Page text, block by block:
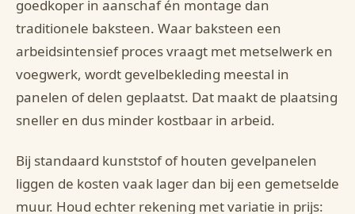
goedkoper in aanschaf én montage dan
traditionele baksteen. Waar baksteen een
arbeidsintensief proces vraagt met metselwerk en
voegwerk, wordt gevelbekleding meestal in
panelen of delen geplaatst. Dat maakt de plaatsing
sneller en dus minder kostbaar in arbeid.
Bij standaard kunststof of houten gevelpanelen
liggen de kosten vaak lager dan bij een gemetselde
muur. Houd echter rekening met variatie in prijs: